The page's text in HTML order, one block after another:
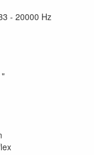
- 20000 Hz